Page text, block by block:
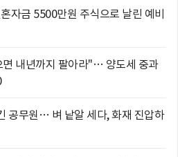
자금 5500만원 주식으로 날린 예비
면 내년까지 팔아라"… 양도세 중과
공무원… 벼 낱알 세다, 화재 진압하